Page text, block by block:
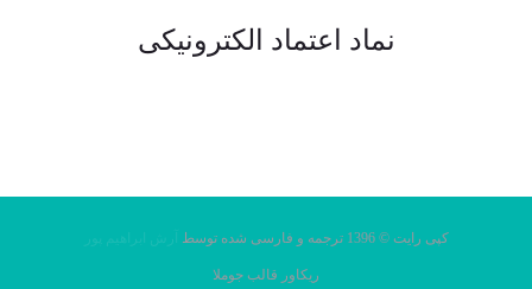
نماد اعتماد الکترونیکی
کپی رایت © 1396 ترجمه و فارسی شده توسط آرش ابراهیم پور
ریکاور قالب جوملا